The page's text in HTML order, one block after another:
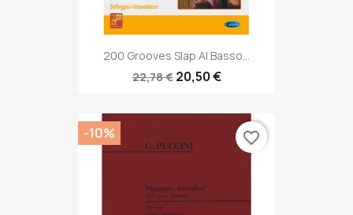
200 Grooves Slap Al Basso...
22,78 € 20,50 €
-10% favorite_border